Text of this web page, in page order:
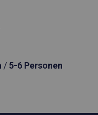
/ 5-6 Personen